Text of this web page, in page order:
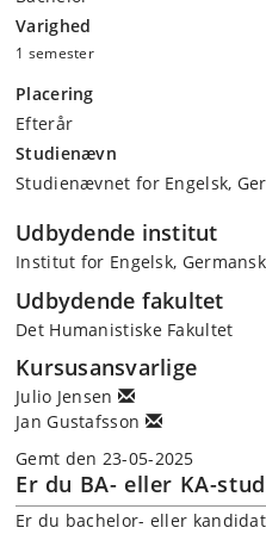
Varighed
1 semester
Placering
Efterår
Studienævn
Studienævnet for Engelsk,
Udbydende institut
Institut for Engelsk,
Udbydende fakultet
Det Humanistiske Fakultet
Kursusansvarlige
Julio Jensen
Jan Gustafsson
Gemt den 23-05-2025
Er du BA- eller KA-
Er du bachelor- eller